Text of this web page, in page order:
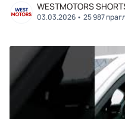
WESTMOTORS
03.03.2026 25 987